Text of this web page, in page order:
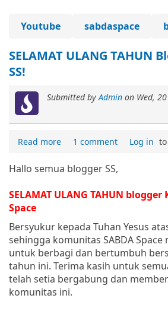
Youtube sabdaspace
SELAMAT ULANG TAHUN
SS!
Submitted byAdmin on Wed,
Read more 1 comment Log in
Hallo semua blogger SS,
SELAMAT ULANG TAHUN blogger
Space
Bersyukur kepada Tuhan Yesus
sehingga komunitas SABDA Space
untuk berbagi dan bertumbuh
tahun ini. Terima kasih untuk
telah setia bergabung dan
komunitas ini.